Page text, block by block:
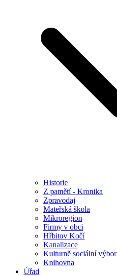
Historie
Z pamětí - Kronika
Zpravodaj
Mateřská škola
Mikroregion
Firmy v obci
Hřbitov Kočí
Kanalizace
Kulturně sociální výbor
Knihovna
Úřad